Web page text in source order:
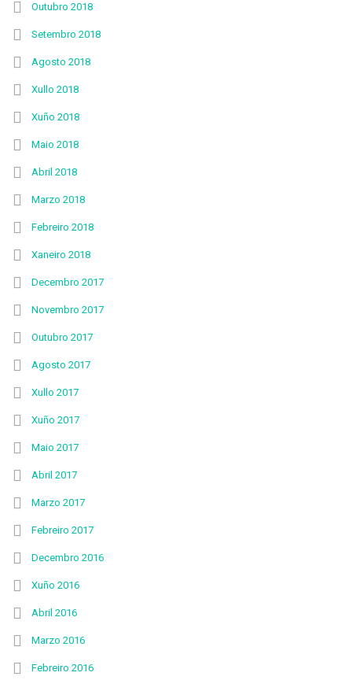
Outubro 2018
Setembro 2018
Agosto 2018
Xullo 2018
Xuño 2018
Maio 2018
Abril 2018
Marzo 2018
Febreiro 2018
Xaneiro 2018
Decembro 2017
Novembro 2017
Outubro 2017
Agosto 2017
Xullo 2017
Xuño 2017
Maio 2017
Abril 2017
Marzo 2017
Febreiro 2017
Decembro 2016
Xuño 2016
Abril 2016
Marzo 2016
Febreiro 2016